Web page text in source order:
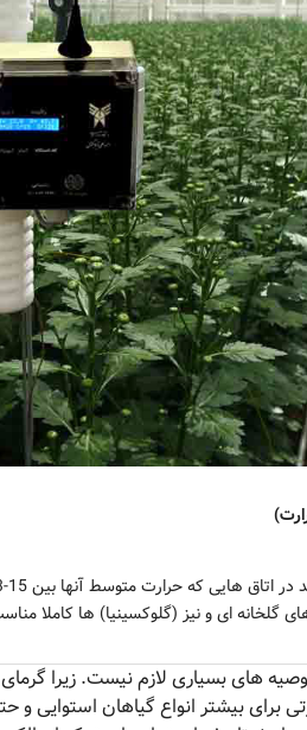
ای و نیز (گلوکسینیا) ها کاملا
برای بیشتر انواع گیاهان استوایی